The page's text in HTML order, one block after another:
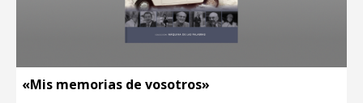
«Mis memorias de vosotros»